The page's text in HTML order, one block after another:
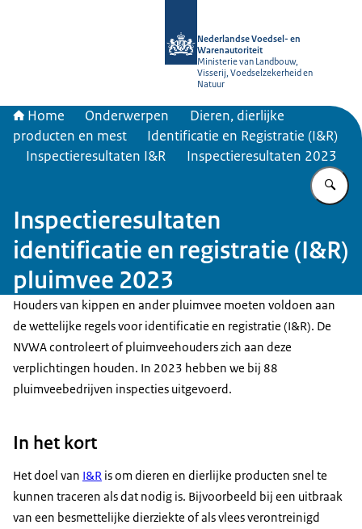
Nederlandse Voedsel- en
Warenautoriteit
Ministerie van Landbouw,
Visserij, Voedselzekerheid en
Natuur
Home Onderwerpen
Dieren, dierlijke
producten en mest
Identificatie en Registratie (I&R)
Inspectieresultaten I&R
Inspectieresultaten 2023
Inspectieresultaten
identificatie en registratie (I&R)
pluimvee 2023
Houders van kippen en ander pluimvee moeten voldoen aan
de wettelijke regels voor identificatie en registratie (I&R). De
NVWA controleert of pluimveehouders zich aan deze
verplichtingen houden. In 2023 hebben we bij 88
pluimveebedrijven inspecties uitgevoerd.
In het kort
Het doel van I&R is om dieren en dierlijke producten snel te
kunnen traceren als dat nodig is. Bijvoorbeeld bij een uitbraak
van een besmettelijke dierziekte of als vlees verontreinigd